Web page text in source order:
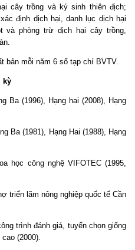
cây trồng và ký sinh thiên địch;
định dịch hại, danh lục dịch hại
và phòng trừ dịch hại cây trồng,
mỗi năm 6 số tạp chí BVTV.
kỳ
Ba (1996), Hạng hai (2008), Hạng
Ba (1981), Hạng Hai (1988), Hạng
học công nghệ VIFOTEC (1995,
triển lãm nông nghiệp quốc tế Cần
trình đánh giá, tuyển chọn giống
(2000).